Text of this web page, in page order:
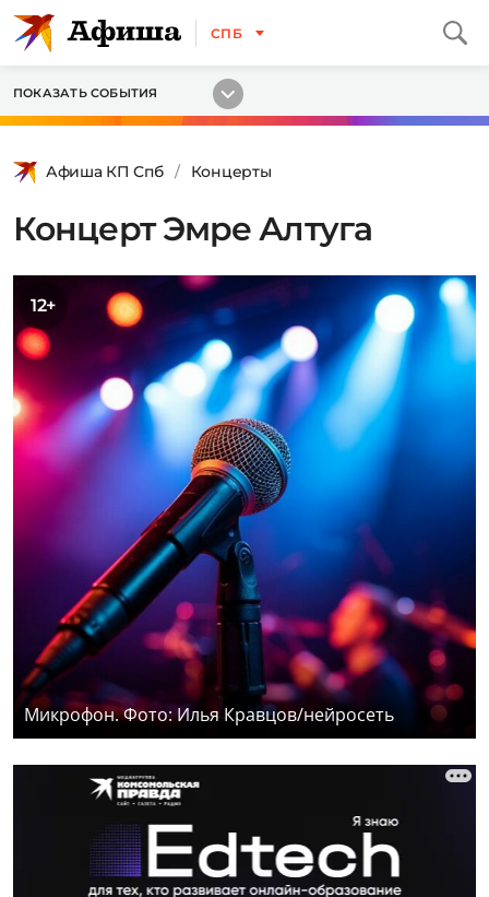
СПБ
ПОКАЗАТЬ СОБЫТИЯ
Афиша КП Спб Концерты
Концерт Эмре Алтуга
12+
Микрофон. Фото: Илья Кравцов/нейросеть